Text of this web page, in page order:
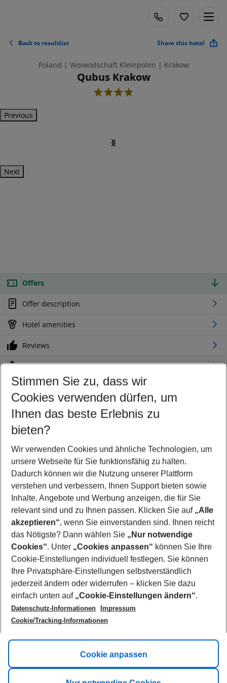
Back to resultlist Share this hotel
Poland | Woiwodschaft Kleinpolen | Krakow
Qubus Krakow
4
Previous
Next
Offers
Offer description
Hotel amenities
Reviews
Location
Customize your offer
Find the perfect deal which suits your best
Your departure airport
Any airport
Select your date range
10/08/26–08/08/27 5-8 nights
Who will travel
2 adults No children
Show more filter
Footer
Footer navigation
Title A
Link A
Stimmen Sie zu, dass wir
Cookies verwenden dürfen, um
Ihnen das beste Erlebnis zu
bieten?
Wir verwenden Cookies und ähnliche Technologien, um
unsere Webseite für Sie funktionsfähig zu halten.
Dadurch können wir die Nutzung unserer Plattform
verstehen und verbessern, Ihnen Support bieten sowie
Inhalte, Angebote und Werbung anzeigen, die für Sie
relevant sind und zu Ihnen passen. Klicken Sie auf „Alle
akzeptieren“, wenn Sie einverstanden sind. Ihnen reicht
das Nötigste? Dann wählen Sie „Nur notwendige
Cookies“. Unter „Cookies anpassen“ können Sie Ihre
Cookie-Einstellungen individuell festlegen. Sie können
Ihre Privatsphäre-Einstellungen selbstverständlich
jederzeit ändern oder widerrufen – klicken Sie dazu
einfach unten auf „Cookie-Einstellungen ändern“.
Datenschutz-Informationen
Impressum
Cookie/Tracking-Informationen
Cookie anpassen